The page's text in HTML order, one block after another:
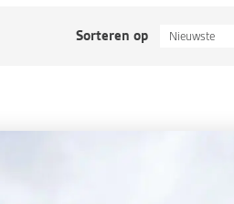
Sorteren op Nieuwste